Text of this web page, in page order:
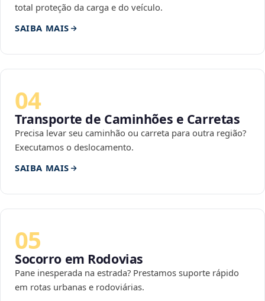
total proteção da carga e do veículo.
SAIBA MAIS
04
Transporte de Caminhões e Carretas
Precisa levar seu caminhão ou carreta para outra região?
Executamos o deslocamento.
SAIBA MAIS
05
Socorro em Rodovias
Pane inesperada na estrada? Prestamos suporte rápido
em rotas urbanas e rodoviárias.